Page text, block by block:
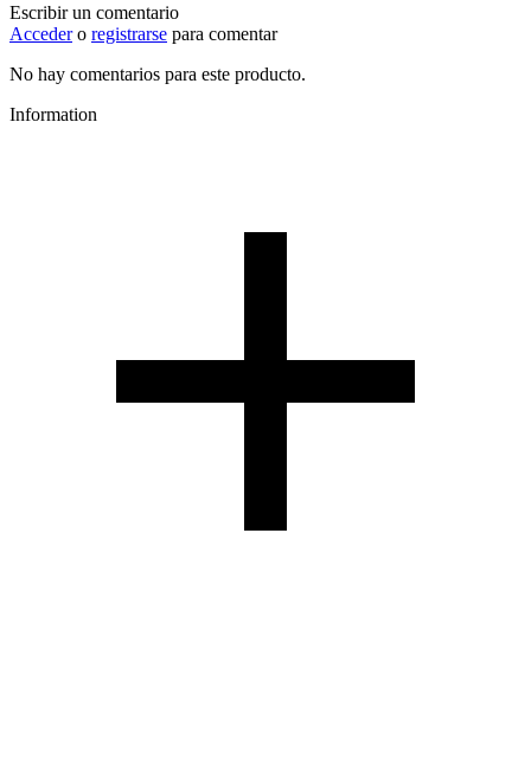
Escribir un comentario
Accedero registrarse para comentar
No hay comentarios para este producto.
Information